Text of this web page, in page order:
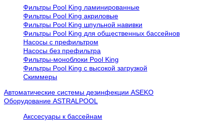
Фильтры Pool King ламинированные
Фильтры Pool King акриловые
Фильтры Pool King шпульной навивки
Фильтры Pool King для общественных бассейнов
Насосы с префильтром
Насосы без префильтра
Фильтры-моноблоки Pool King
Фильтры Pool King с высокой загрузкой
Скиммеры
Автоматические системы дезинфекции ASEKO
Оборудование ASTRALPOOL
Акссесуары к бассейнам